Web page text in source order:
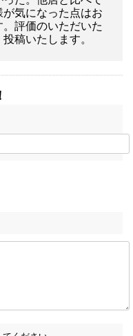
気になった点はお
評価のいただいた
稿いたします。